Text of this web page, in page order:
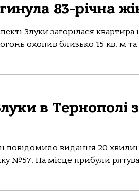
83-річна
Злуки загорілася
охопив близько 15 кв. м
в Тернополі
повідомило видання 20
№57. На місце прибули